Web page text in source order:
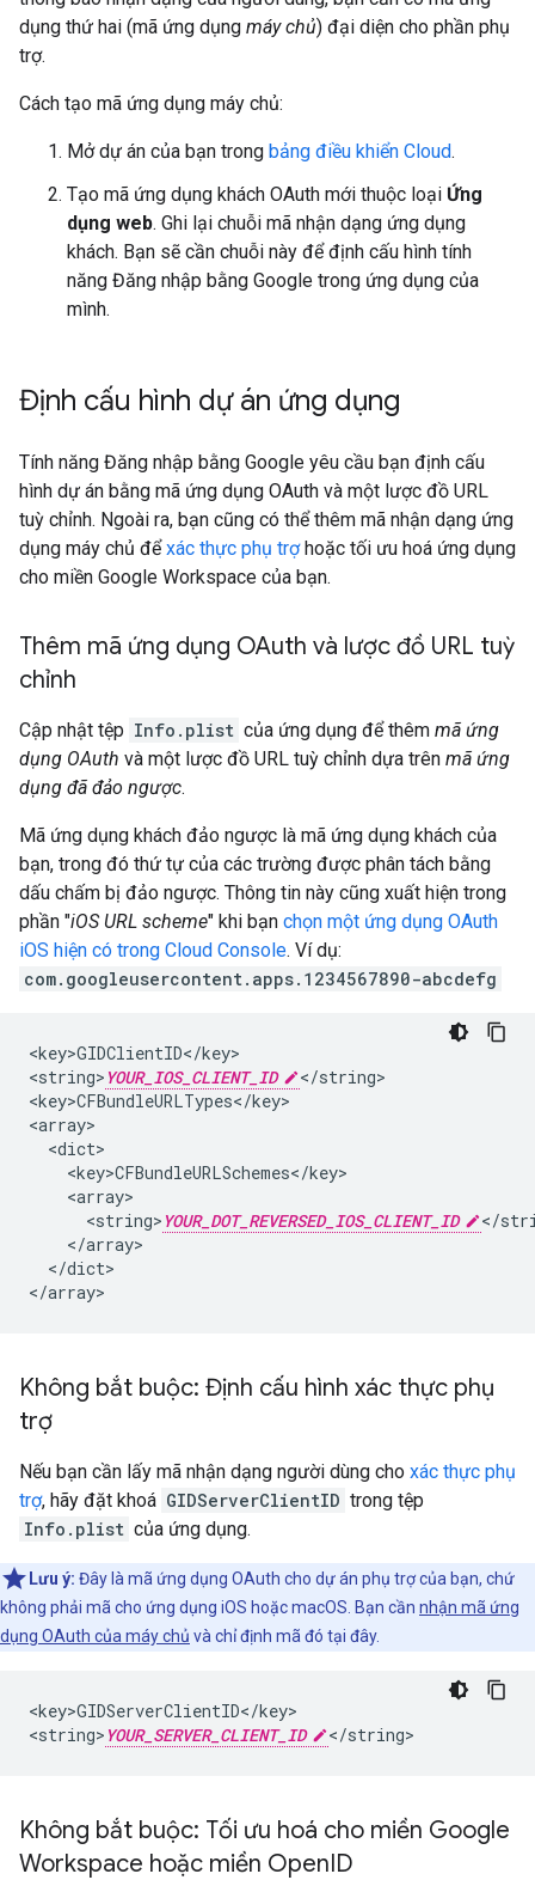
dụng thứ hai (mã ứng dụng máy chủ) đại diện cho phần phụ
trợ.
Cách tạo mã ứng dụng máy chủ:
Mở dự án của bạn trong bảng điều khiển Cloud.
Tạo mã ứng dụng khách OAuth mới thuộc loại Ứng
dụng web. Ghi lại chuỗi mã nhận dạng ứng dụng
khách. Bạn sẽ cần chuỗi này để định cấu hình tính
năng Đăng nhập bằng Google trong ứng dụng của
mình.
Định cấu hình dự án ứng dụng
Tính năng Đăng nhập bằng Google yêu cầu bạn định cấu
hình dự án bằng mã ứng dụng OAuth và một lược đồ URL
tuỳ chỉnh. Ngoài ra, bạn cũng có thể thêm mã nhận dạng ứng
dụng máy chủ đểxác thực phụ trợhoặc tối ưu hoá ứng dụng
cho miền Google Workspace của bạn.
Thêm mã ứng dụng OAuth và lược đồ URL tuỳ
chỉnh
Cập nhật tệp Info.plist của ứng dụng để thêm mã ứng
dụng OAuth và một lược đồ URL tuỳ chỉnh dựa trên mã ứng
dụng đã đảo ngược.
Mã ứng dụng khách đảo ngược là mã ứng dụng khách của
bạn, trong đó thứ tự của các trường được phân tách bằng
dấu chấm bị đảo ngược. Thông tin này cũng xuất hiện trong
phần "iOS URL scheme" khi bạn chọn một ứng dụng OAuth
iOS hiện có trong Cloud Console. Ví dụ:
com.googleusercontent.apps.1234567890-abcdefg
<key>GIDClientID</key>
<string> YOUR_IOS_CLIENT_ID
</string>
<key>CFBundleURLTypes</key>
<array>
  <dict>
    <key>CFBundleURLSchemes</key>
    <array>
      <string>
YOUR_DOT_REVERSED_IOS_CLIENT_ID
</
    </array>
  </dict>
</array>
Không bắt buộc: Định cấu hình xác thực phụ
trợ
Nếu bạn cần lấy mã nhận dạng người dùng cho xác thực phụ
trợ, hãy đặt khoá GIDServerClientID trong tệp
Info.plist của ứng dụng.
Lưu ý: Đây là mã ứng dụng OAuth cho dự án phụ trợ của bạn, chứ
không phải mã cho ứng dụng iOS hoặc macOS. Bạn cần nhận mã ứng
dụng OAuth của máy chủ và chỉ định mã đó tại đây.
<key>GIDServerClientID</key>
<string> YOUR_SERVER_CLIENT_ID </string>
Không bắt buộc: Tối ưu hoá cho miền Google
Workspace hoặc miền OpenID